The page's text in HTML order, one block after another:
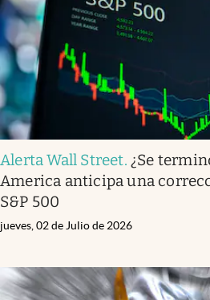
Alerta Wall Street. ¿Se
America anticipa una
S&P 500
jueves, 02 de Julio de 2026